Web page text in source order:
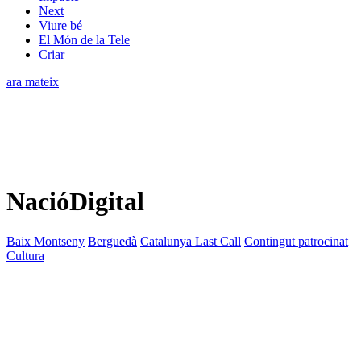
Next
Viure bé
El Món de la Tele
Criar
ara mateix
NacióDigital
Baix Montseny Berguedà Catalunya Last Call Contingut patrocinat
Cultura